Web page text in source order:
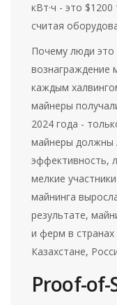
кВт·ч - это
считая
Почему люди
каждым
майнеры
2024 года -
майнеры должны
эффективность,
мелкие
майнинга
результате,
и ферм в странах
Казахстане,
Proof-of-